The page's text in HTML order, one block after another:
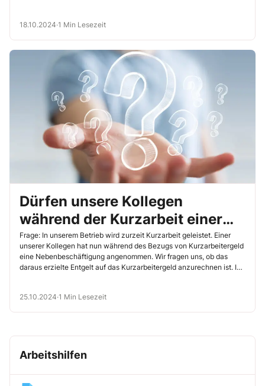
wurden. So entschied kürzlich das Bundesarbeitsgericht (BAG)
18.10.2024·1 Min Lesezeit
Dürfen unsere Kollegen
während der Kurzarbeit einer
Nebenbeschäftigung
nachgehen?
Frage: In unserem Betrieb wird zurzeit Kurzarbeit geleistet. Einer
unserer Kollegen hat nun während des Bezugs von Kurzarbeitergeld
eine Nebenbeschäftigung angenommen. Wir fragen uns, ob das
daraus erzielte Entgelt auf das Kurzarbeitergeld anzurechnen ist. Ist
25.10.2024·1 Min Lesezeit
Arbeitshilfen